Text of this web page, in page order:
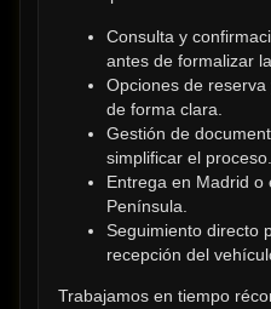
Consulta y
antes de formalizar
Opciones de
de forma clara.
Gestión de
simplificar el proceso.
Entrega en Madrid o
Península.
Seguimiento directo
recepción del
Trabajamos en tiempo